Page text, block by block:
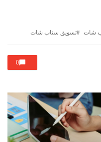
شات تسويق سناب شات
0